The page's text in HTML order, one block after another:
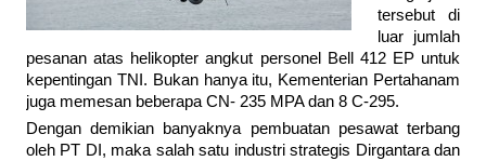
tersebut di
luar jumlah
pesanan atas helikopter angkut personel Bell 412 EP untuk
kepentingan TNI. Bukan hanya itu, Kementerian Pertahanam
juga memesan beberapa CN- 235 MPA dan 8 C-295.
Dengan demikian banyaknya pembuatan pesawat terbang
oleh PT DI, maka salah satu industri strategis Dirgantara dan